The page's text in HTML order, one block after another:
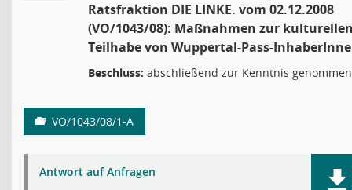
Ratsfraktion DIE LINKE. vom 02.12.2008
(VO/1043/08): Maßnahmen zur
Teilhabe von Wuppertal-Pass-
Beschluss: abschließend zur Kenntnis genommen
VO/1043/08/1-A
Antwort auf Anfragen